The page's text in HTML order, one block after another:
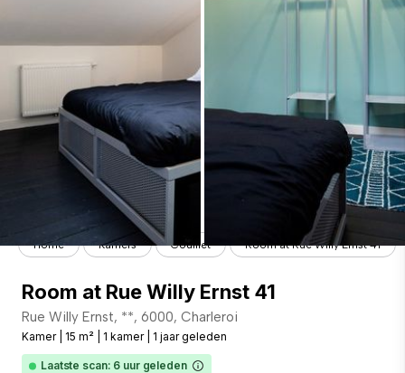
Home Kamers Couillet Room at Rue Willy Ernst 41
Room at Rue Willy Ernst 41
Rue Willy Ernst, **, 6000, Charleroi
Kamer 15 m² 1 kamer 1 jaar geleden
Laatste scan: 6 uur geleden